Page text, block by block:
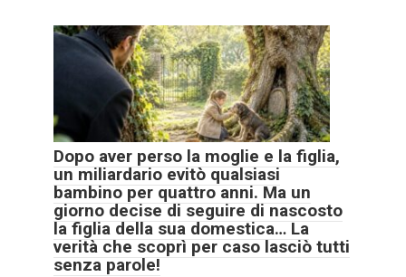
Dopo aver perso la moglie e la figlia,
un miliardario evitò qualsiasi
bambino per quattro anni. Ma un
giorno decise di seguire di nascosto
la figlia della sua domestica… La
verità che scoprì per caso lasciò tutti
senza parole!